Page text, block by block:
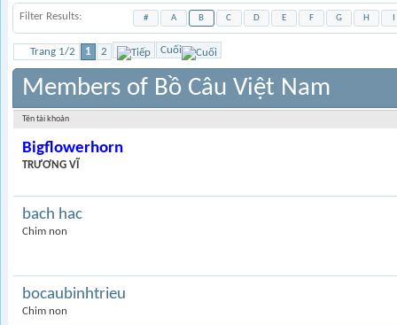
Filter Results # A B C D E F G H
Trang 1/2 1 2 Cuối
Members of Bồ Câu Việt Nam
Tên tài khoản
Bigflowerhorn
TRƯƠNG VĨ
bach hac
Chim non
bocaubinhtrieu
Chim non